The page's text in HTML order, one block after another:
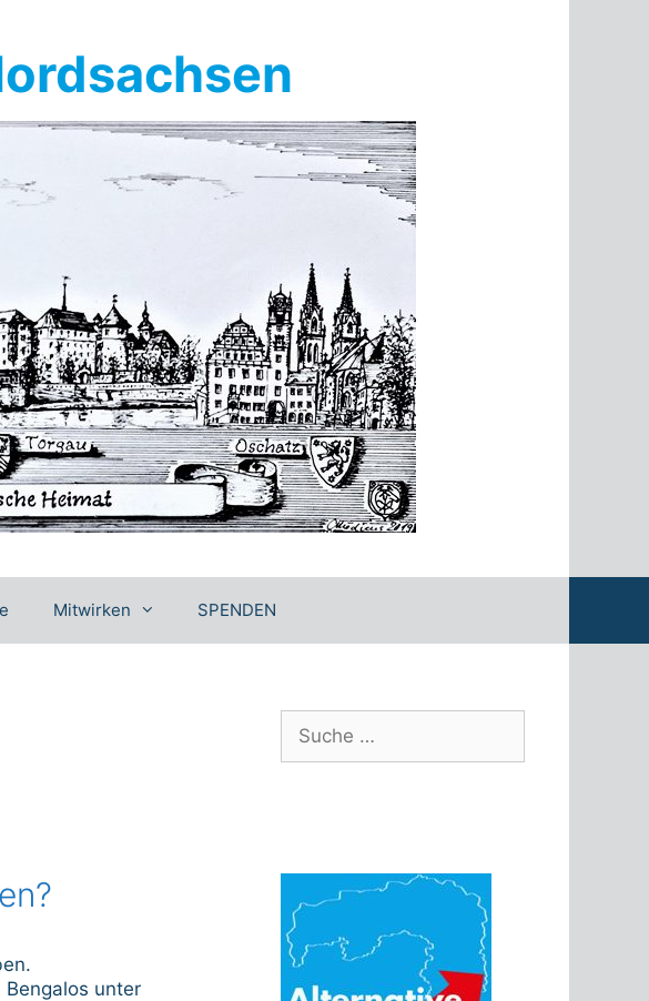
Mitwirken SPENDEN
Bengalos unter
nach: